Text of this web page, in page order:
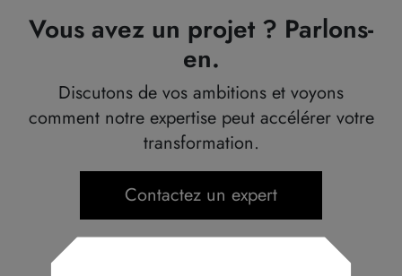
Vous avez un projet ? Parlons-
en.
Discutons de vos ambitions et voyons
comment notre expertise peut accélérer votre
transformation.
Contactez un expert